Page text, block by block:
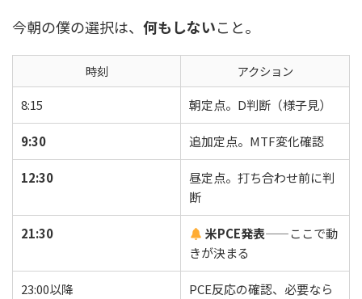
今朝の僕の選択は、 何もしないこと。
時刻
アクション
8:15
朝定点。D判断（様子見）
9:30 追加定点。MTF変化確認
12:30
昼定点。打ち合わせ前に判
断
21:30 米PCE発表——ここで動
きが決まる
23:00以降
PCE反応の確認、必要なら